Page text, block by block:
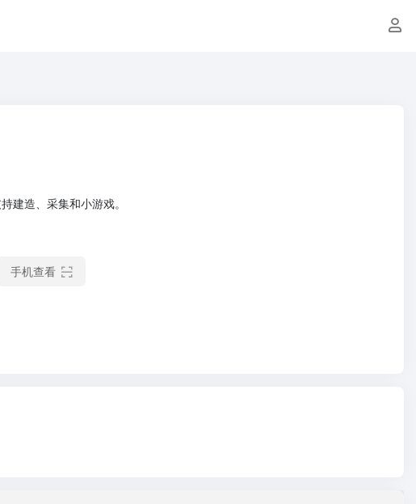
建造、采集和小游戏。
手机查看